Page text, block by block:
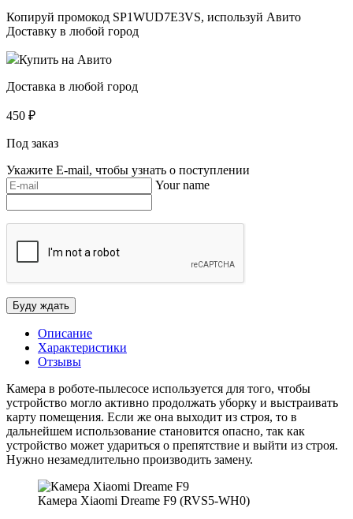
Копируй промокод SP1WUD7E3VS, используй Авито
Доставку в любой город
Купить на Авито
Доставка в любой город
450 ₽
Под заказ
Укажите E-mail, чтобы узнать о поступлении
Your name
Описание
Характеристики
Отзывы
Камера в роботе-пылесосе используется для того, чтобы
устройство могло активно продолжать уборку и выстраивать
карту помещения. Если же она выходит из строя, то в
дальнейшем использование становится опасно, так как
устройство может удариться о препятствие и выйти из строя.
Нужно незамедлительно производить замену.
Камера Xiaomi Dreame F9 (RVS5-WH0)